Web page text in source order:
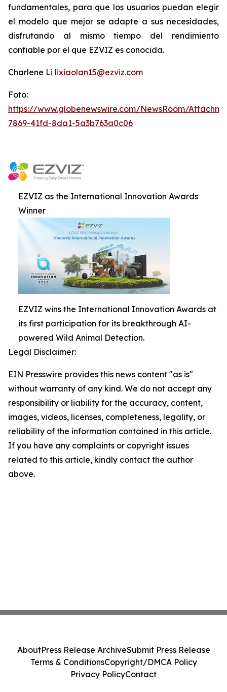
fundamentales, para que los usuarios puedan elegir
el modelo que mejor se adapte a sus necesidades,
disfrutando al mismo tiempo del rendimiento
confiable por el que EZVIZ es conocida.
Charlene Li lixiaolan15@ezviz.com
Foto:
https://www.globenewswire.com/NewsRoom/
7869-41fd-8da1-5a3b763a0c06
EZVIZ as the International Innovation Awards
Winner
EZVIZ wins the International Innovation Awards at
its first participation for its breakthrough AI-
powered Wild Animal Detection.
Legal Disclaimer:
EIN Presswire provides this news content "as is"
without warranty of any kind. We do not accept any
responsibility or liability for the accuracy, content,
images, videos, licenses, completeness, legality, or
reliability of the information contained in this article.
If you have any complaints or copyright issues
related to this article, kindly contact the author
above.
AboutPress Release ArchiveSubmit Press Release
Terms & ConditionsCopyright/DMCA Policy
Privacy PolicyContact